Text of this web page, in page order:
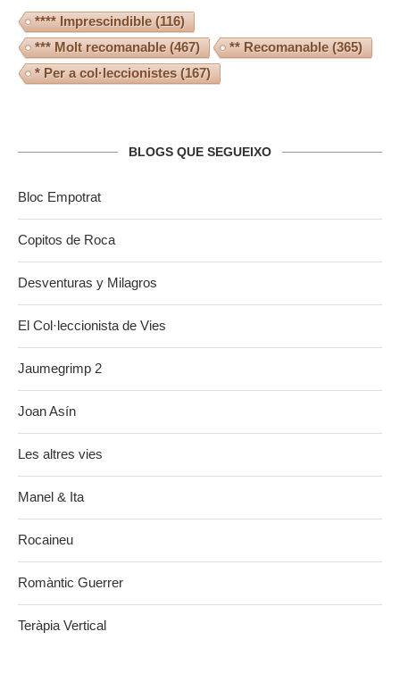
**** Imprescindible(116)
*** Molt recomanable(467) ** Recomanable(365)
* Per a col·leccionistes (167)
BLOGS QUE SEGUEIXO
Bloc Empotrat
Copitos de Roca
Desventuras y Milagros
El Col·leccionista de Vies
Jaumegrimp 2
Joan Asín
Les altres vies
Manel & Ita
Rocaineu
Romàntic Guerrer
Teràpia Vertical